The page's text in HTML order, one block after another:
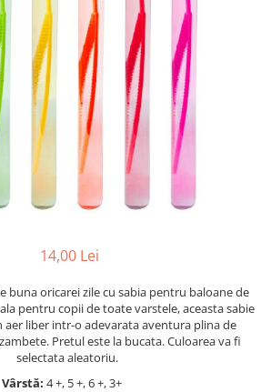
apa
14,00 Lei
buna oricarei zile cu sabia pentru baloane de
pentru copii de toate varstele, aceasta sabie
aer liber intr-o adevarata aventura plina de
Pretul este la bucata. Culoarea va fi
selectata aleatoriu.
Vârstă: 4 +, 5 +, 6 +, 3+